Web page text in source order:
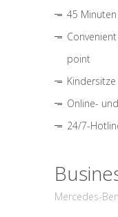
45
point
Online-
24/7-
Mercedes-